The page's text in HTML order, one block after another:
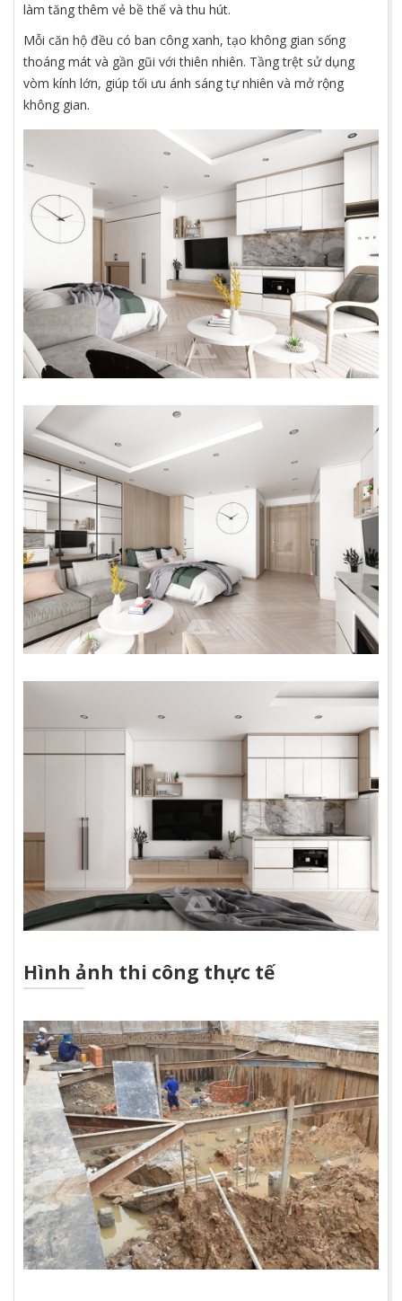
làm tăng thêm vẻ bề thế và thu hút.
Mỗi căn hộ đều có ban công xanh, tạo không gian sống
thoáng mát và gần gũi với thiên nhiên. Tầng trệt sử dụng
vòm kính lớn, giúp tối ưu ánh sáng tự nhiên và mở rộng
không gian.
Hình ảnh thi công thực tế